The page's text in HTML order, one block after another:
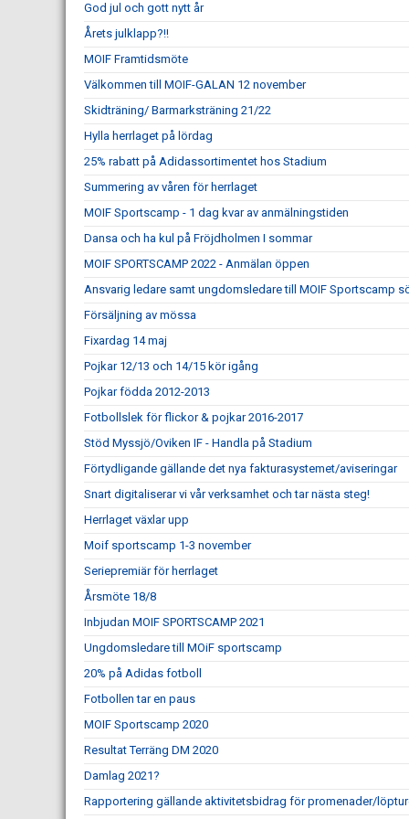
God jul och gott nytt år
Årets julklapp?!!
MOIF Framtidsmöte
Välkommen till MOIF-GALAN 12 november
Skidträning/ Barmarksträning 21/22
Hylla herrlaget på lördag
25% rabatt på Adidassortimentet hos Stadium
Summering av våren för herrlaget
MOIF Sportscamp - 1 dag kvar av anmälningstiden
Dansa och ha kul på Fröjdholmen I sommar
MOIF SPORTSCAMP 2022 - Anmälan öppen
Ansvarig ledare samt ungdomsledare till MOIF Sportscamp
Försäljning av mössa
Fixardag 14 maj
Pojkar 12/13 och 14/15 kör igång
Pojkar födda 2012-2013
Fotbollslek för flickor & pojkar 2016-2017
Stöd Myssjö/Oviken IF - Handla på Stadium
Förtydligande gällande det nya fakturasystemet/aviseringar
Snart digitaliserar vi vår verksamhet och tar nästa steg!
Herrlaget växlar upp
Moif sportscamp 1-3 november
Seriepremiär för herrlaget
Årsmöte 18/8
Inbjudan MOIF SPORTSCAMP 2021
Ungdomsledare till MOiF sportscamp
20% på Adidas fotboll
Fotbollen tar en paus
MOIF Sportscamp 2020
Resultat Terräng DM 2020
Damlag 2021?
Rapportering gällande aktivitetsbidrag för promenader/